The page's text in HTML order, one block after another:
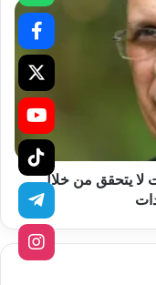
لا يتحقق من خلال